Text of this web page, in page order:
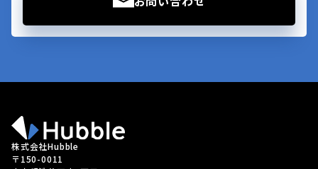
株式会社Hubble
〒150-0011